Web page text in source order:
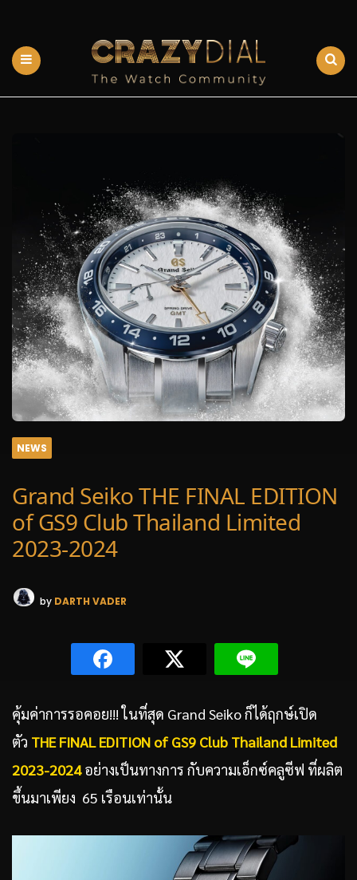
NEWS
Grand Seiko THE FINAL EDITION
of GS9 Club Thailand Limited
2023-2024
by DARTH VADER
คุ้มค่าการรอคอย!!! ในที่สุด Grand Seiko ก็ได้ฤกษ์เปิด
ตัว THE FINAL EDITION of GS9 Club Thailand Limited
2023-2024อย่างเป็นทางการ กับความเอ็กซ์คลูซีฟ ที่ผลิต
ขึ้นมาเพียง 65 เรือนเท่านั้น